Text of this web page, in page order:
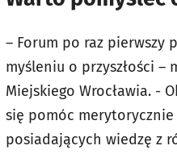
– Forum po raz pierwszy
myśleniu o przyszłości –
Miejskiego Wrocławia. -
się pomóc merytorycznie
posiadających wiedzę z